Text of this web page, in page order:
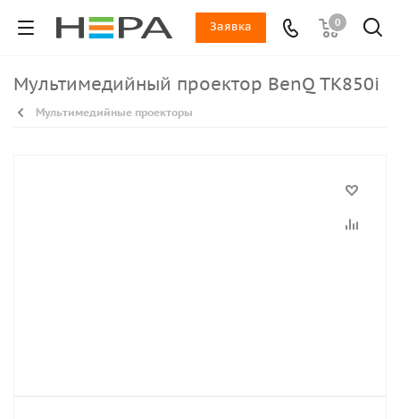
0
Заявка
Мультимедийный проектор BenQ TK850i
Мультимедийные проекторы